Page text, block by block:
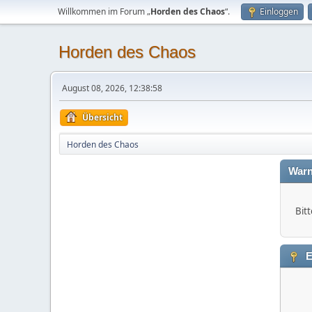
Willkommen im Forum „Horden des Chaos“. Einloggen
Horden des Chaos
August 08, 2026, 12:38:58
Übersicht
Horden des Chaos